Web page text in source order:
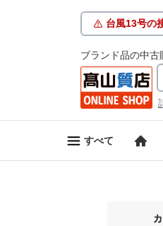
台風13号の
ブランド品の中
すべて